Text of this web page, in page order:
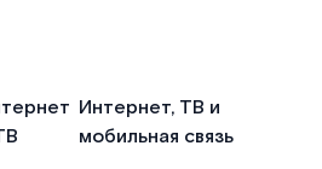
Интернет, ТВ и
мобильная связь